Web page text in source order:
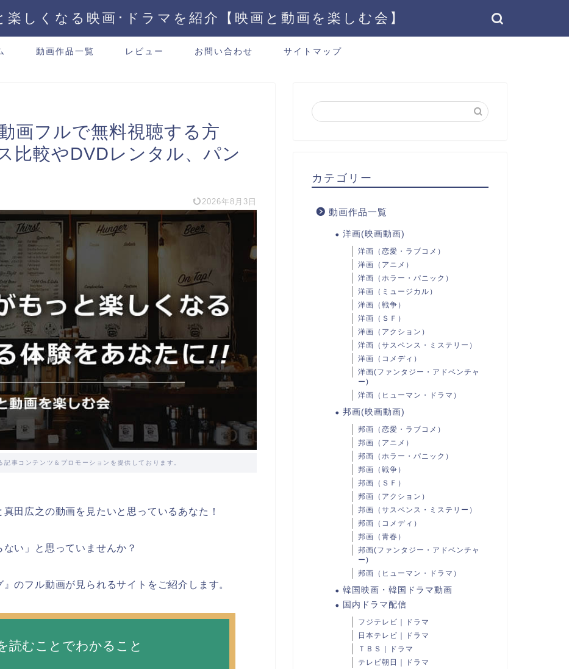
楽しくなる映画･ドラマを紹介【映画と動画を楽しむ会】
動画作品一覧 レビュー お問い合わせ サイトマップ
画フルで無料視聴する方
比較やDVDレンタル、パン
2026年8月3日
事コンテンツ＆プロモーションを提供しております。
田広之の動画を見たいと思っているあなた！
い」と思っていませんか？
のフル動画が見られるサイトをご紹介します。
読むことでわかること
カテゴリー
動画作品一覧
洋画(映画動画)
洋画（恋愛・ラブコメ）
洋画（アニメ）
洋画（ホラー・パニック）
洋画（ミュージカル）
洋画（戦争）
洋画（ＳＦ）
洋画（アクション）
洋画（サスペンス・ミステリー）
洋画（コメディ）
洋画(ファンタジー・アドベンチャ
ー)
洋画（ヒューマン・ドラマ）
邦画(映画動画)
邦画（恋愛・ラブコメ）
邦画（アニメ）
邦画（ホラー・パニック）
邦画（戦争）
邦画（ＳＦ）
邦画（アクション）
邦画（サスペンス・ミステリー）
邦画（コメディ）
邦画（青春）
邦画(ファンタジー・アドベンチャ
ー)
邦画（ヒューマン・ドラマ）
韓国映画・韓国ドラマ動画
国内ドラマ配信
フジテレビ｜ドラマ
日本テレビ｜ドラマ
ＴＢＳ｜ドラマ
テレビ朝日｜ドラマ